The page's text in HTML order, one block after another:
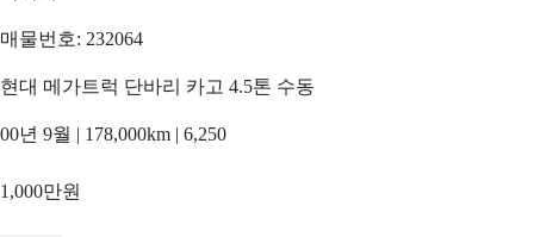
매물번호: 232064
현대 메가트럭 단바리 카고 4.5톤 수동
00년 9월 | 178,000km | 6,250
1,000만원